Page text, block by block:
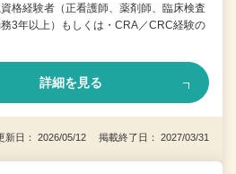
資格経験者（正看護師、薬剤師、臨床検査
3年以上）もしくは・CRA／CRC経験の
詳細を見る
新日： 2026/05/12 掲載終了日： 2027/03/31